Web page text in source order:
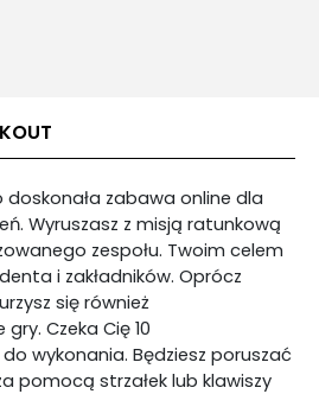
zabawa online dla
Wyruszasz z misją ratunkową
zespołu. Twoim celem
i zakładników. Oprócz
się również
Czeka Cię 10
wykonania. Będziesz poruszać
pomocą strzałek lub klawiszy